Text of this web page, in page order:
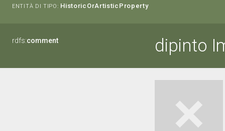
ENTITÀ DI TIPO: HistoricOrArtisticProperty
rdfs:comment dipinto